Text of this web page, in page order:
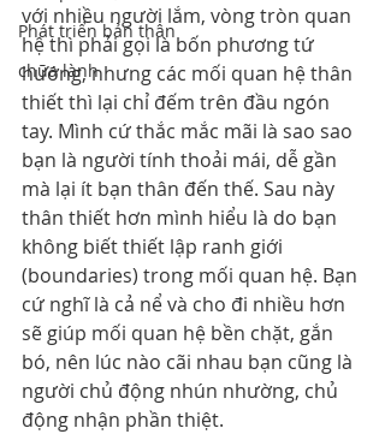
Phát triển bản thân
chữa lành
với nhiều người lắm, vòng tròn quan
hệ thì phải gọi là bốn phương tứ
hướng, nhưng các mối quan hệ thân
thiết thì lại chỉ đếm trên đầu ngón
tay. Mình cứ thắc mắc mãi là sao sao
bạn là người tính thoải mái, dễ gần
mà lại ít bạn thân đến thế. Sau này
thân thiết hơn mình hiểu là do bạn
không biết thiết lập ranh giới
(boundaries) trong mối quan hệ. Bạn
cứ nghĩ là cả nể và cho đi nhiều hơn
sẽ giúp mối quan hệ bền chặt, gắn
bó, nên lúc nào cãi nhau bạn cũng là
người chủ động nhún nhường, chủ
động nhận phần thiệt.